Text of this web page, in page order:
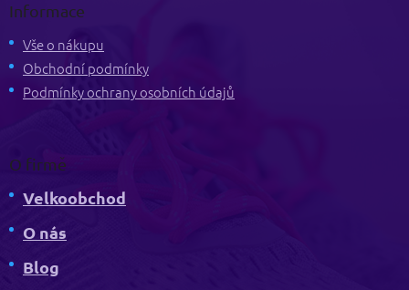
Informace
Vše o nákupu
Obchodní podmínky
Podmínky ochrany osobních údajů
O firmě
Velkoobchod
O nás
Blog